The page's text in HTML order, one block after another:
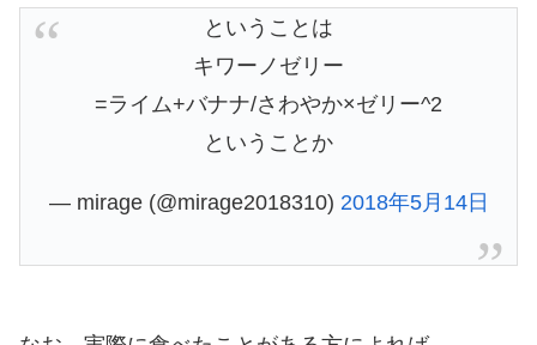
ということは
キワーノゼリー
=ライム+バナナ/さわやか×ゼリー^2
ということか
— mirage (@mirage2018310) 2018年5月14日